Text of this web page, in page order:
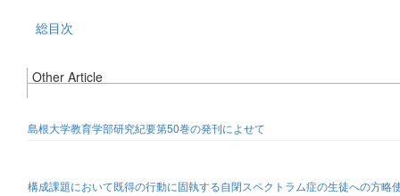
総目次
Other Article
島根大学教育学部研究紀要第50巻の発刊によせて
構成課題において既得の行動に固執する自閉スペクトラム症の生徒への方略